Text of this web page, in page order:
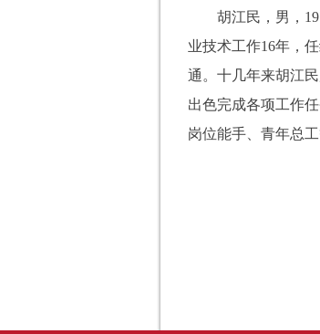
胡江民，男，
业技术工作16年，
通。十几年来胡江
出色完成各项工作
岗位能手、青年总